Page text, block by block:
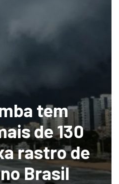
tem
de 130
rastro de
Brasil